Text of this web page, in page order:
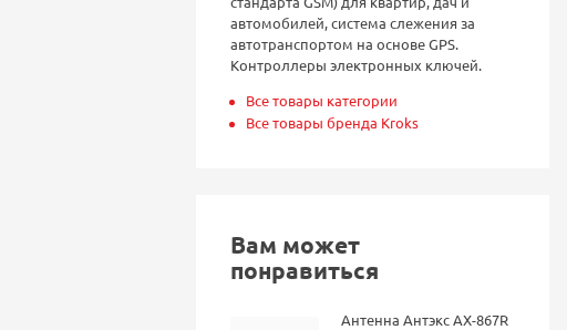
автомобилей, система слежения за
автотранспортом на основе GPS.
Контроллеры электронных ключей.
Все товары категории
Все товары бренда Kroks
Вам может
понравиться
Антенна Антэкс AX-867R